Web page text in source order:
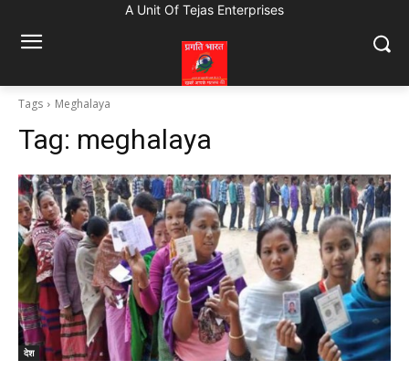
A Unit Of Tejas Enterprises
Tags Meghalaya
Tag: meghalaya
देश